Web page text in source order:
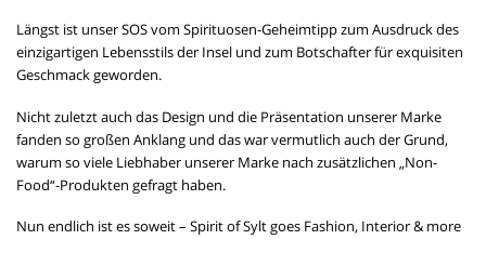
Längst ist unser SOS vom Spirituosen-Geheimtipp zum Ausdruck des
einzigartigen Lebensstils der Insel und zum Botschafter für exquisiten
Geschmack geworden.
Nicht zuletzt auch das Design und die Präsentation unserer Marke
fanden so großen Anklang und das war vermutlich auch der Grund,
warum so viele Liebhaber unserer Marke nach zusätzlichen „Non-
Food“-Produkten gefragt haben.
Nun endlich ist es soweit – Spirit of Sylt goes Fashion, Interior & more